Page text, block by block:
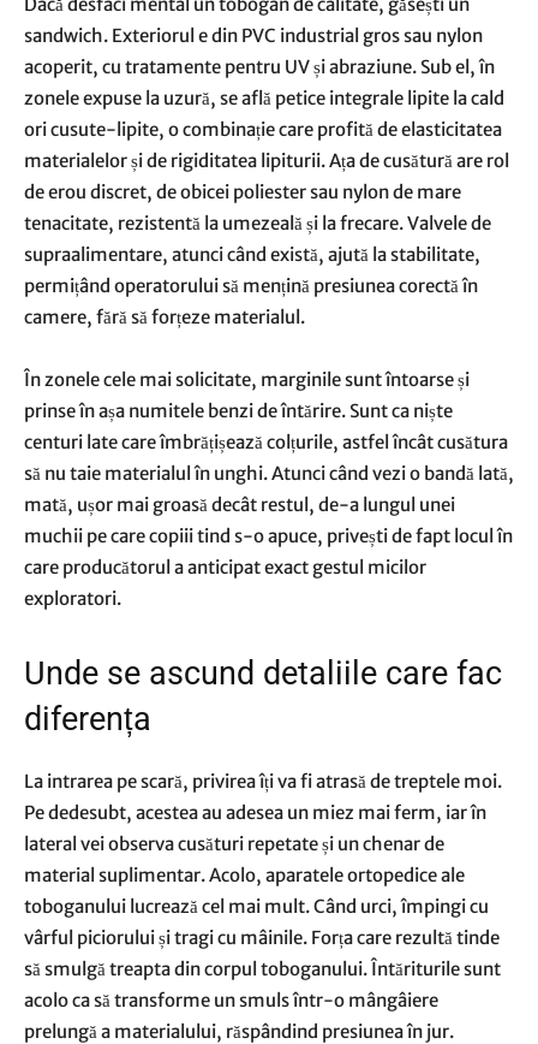
sandwich. Exteriorul e din PVC industrial gros sau nylon
acoperit, cu tratamente pentru UV și abraziune. Sub el, în
zonele expuse la uzură, se află petice integrale lipite la cald
ori cusute-lipite, o combinație care profită de elasticitatea
materialelor și de rigiditatea lipiturii. Ața de cusătură are rol
de erou discret, de obicei poliester sau nylon de mare
tenacitate, rezistentă la umezeală și la frecare. Valvele de
supraalimentare, atunci când există, ajută la stabilitate,
permițând operatorului să mențină presiunea corectă în
camere, fără să forțeze materialul.
În zonele cele mai solicitate, marginile sunt întoarse și
prinse în așa numitele benzi de întărire. Sunt ca niște
centuri late care îmbrățișează colțurile, astfel încât cusătura
să nu taie materialul în unghi. Atunci când vezi o bandă lată,
mată, ușor mai groasă decât restul, de-a lungul unei
muchii pe care copiii tind s-o apuce, privești de fapt locul în
care producătorul a anticipat exact gestul micilor
exploratori.
Unde se ascund detaliile care fac
diferența
La intrarea pe scară, privirea îți va fi atrasă de treptele moi.
Pe dedesubt, acestea au adesea un miez mai ferm, iar în
lateral vei observa cusături repetate și un chenar de
material suplimentar. Acolo, aparatele ortopedice ale
toboganului lucrează cel mai mult. Când urci, împingi cu
vârful piciorului și tragi cu mâinile. Forța care rezultă tinde
să smulgă treapta din corpul toboganului. Întăriturile sunt
acolo ca să transforme un smuls într-o mângâiere
prelungă a materialului, răspândind presiunea în jur.